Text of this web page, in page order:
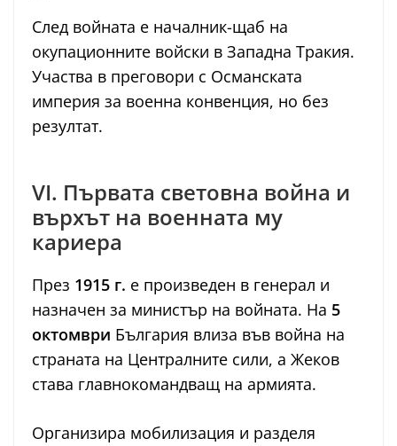
След войната е началник-щаб на
окупационните войски в Западна Тракия.
Участва в преговори с Османската
империя за военна конвенция, но без
резултат.
VI. Първата световна война и
върхът на военната му
кариера
През 1915 г. е произведен в генерал и
назначен за министър на войната. На 5
октомври България влиза във война на
страната на Централните сили, а Жеков
става главнокомандващ на армията.
Организира мобилизация и разделя